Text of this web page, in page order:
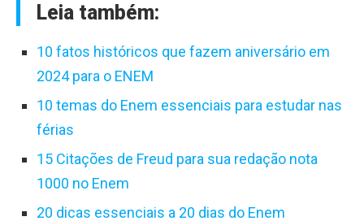
Leia também:
10 fatos históricos que fazem aniversário em
2024 para o ENEM
10 temas do Enem essenciais para estudar nas
férias
15 Citações de Freud para sua redação nota
1000 no Enem
20 dicas essenciais a 20 dias do Enem